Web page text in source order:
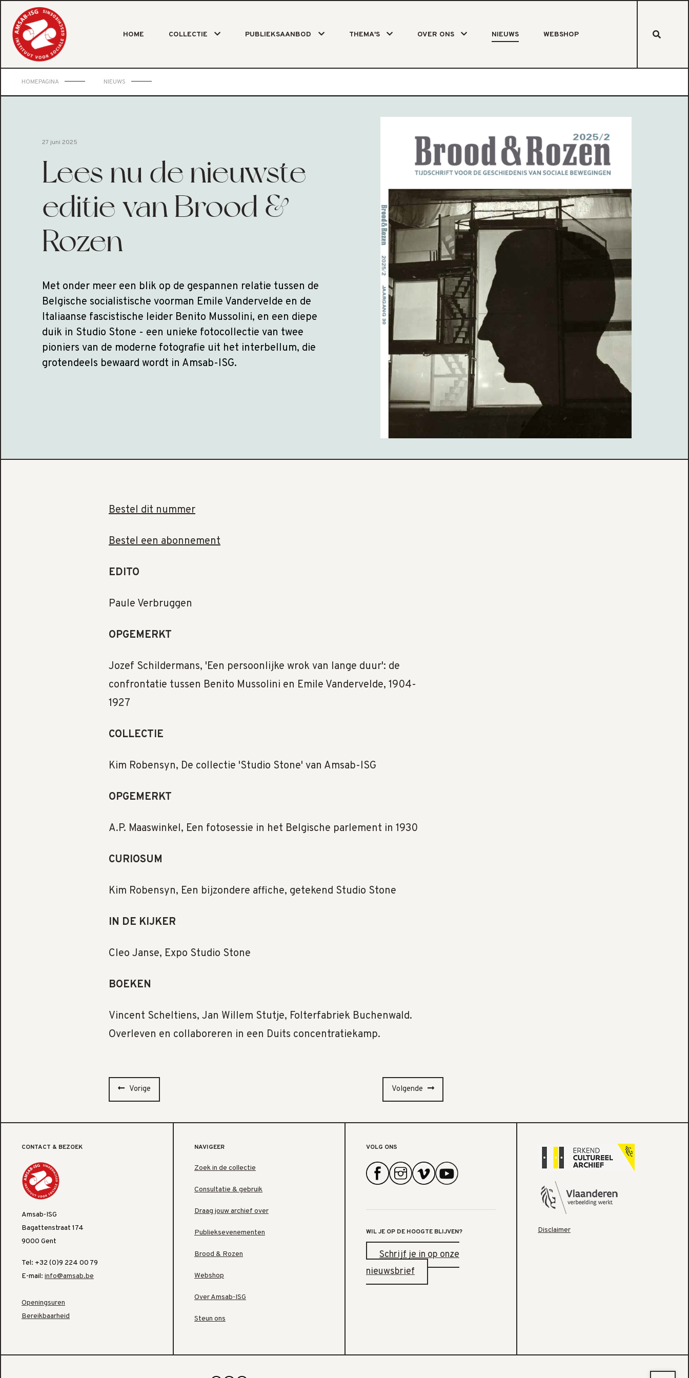
HOME COLLECTIE PUBLIEKSAANBOD THEMA'S OVER ONS NIEUWS WEBSHOP
HOMEPAGINA NIEUWS
27 juni 2025
Lees nu de nieuwste
editie van Brood &
Rozen
Met onder meer een blik op de gespannen relatie tussen de
Belgische socialistische voorman Emile Vandervelde en de
Italiaanse fascistische leider Benito Mussolini, en een diepe
duik in Studio Stone - een unieke fotocollectie van twee
pioniers van de moderne fotografie uit het interbellum, die
grotendeels bewaard wordt in Amsab-ISG.
Bestel dit nummer
Bestel een abonnement
EDITO
Paule Verbruggen
OPGEMERKT
Jozef Schildermans, 'Een persoonlijke wrok van lange duur': de
confrontatie tussen Benito Mussolini en Emile Vandervelde, 1904-
1927
COLLECTIE
Kim Robensyn, De collectie 'Studio Stone' van Amsab-ISG
OPGEMERKT
A.P. Maaswinkel, Een fotosessie in het Belgische parlement in 1930
CURIOSUM
Kim Robensyn, Een bijzondere affiche, getekend Studio Stone
IN DE KIJKER
Cleo Janse, Expo Studio Stone
BOEKEN
Vincent Scheltiens, Jan Willem Stutje, Folterfabriek Buchenwald.
Overleven en collaboreren in een Duits concentratiekamp.
Vorige Volgende
CONTACT & BEZOEK
Amsab-ISG
Bagattenstraat 174
9000 Gent
Tel: +32 (0)9 224 00 79
E-mail: info@amsab.be
Openingsuren
Bereikbaarheid
NAVIGEER
Zoek in de collectie
Consultatie & gebruik
Draag jouw archief over
Publieksevenementen
Brood & Rozen
Webshop
Over Amsab-ISG
Steun ons
VOLG ONS
WIL JE OP DE HOOGTE BLIJVEN?
Schrijf je in op onze
nieuwsbrief
Disclaimer